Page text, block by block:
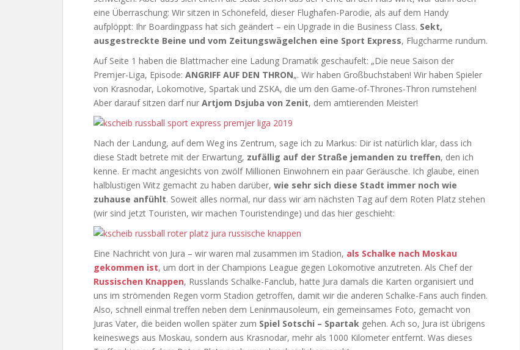
eine Überraschung: Wir sitzen in Schönefeld, dieser Flughafen-Parodie, als auf dem Handy
aufplöppt: Ihr Boardingpass hat sich geändert – ein Upgrade in die Business Class. Sekt,
ausgestreckte Beine und vom Zeitungswägelchen eine Sport Express, Flugcharme rundum.
Auf Seite 1 haben die Blattmacher eine Ladung Dramatik geschaufelt: „Die neue Saison der
Premjer-Liga, Episode: ANGRIFF AUF DEN THRON„. Wir haben Großbuchstaben! Wir haben Spieler
von Krasnodar, Lokomotive, Spartak und ZSKA, die um den Game-of-Thrones-Thron rumstehen!
Aber darauf sitzen darf nur Artjom Dsjuba von Zenit, dem amtierenden Meister!
Nach der Landung, auf dem Weg ins Zentrum, sage ich zu Markus: Dir ist natürlich klar, dass ich
diese Stadt betrete mit der Erwartung, zufällig auf der Straße jemanden zu treffen, den ich
kenne. Er macht angesichts von zwölf Millionen Einwohnern ein paar Geräusche. Ich glaube, einen
halblustigen Witz gemacht zu haben darüber, wie sehr sich diese Stadt immer noch wie
zuhause anfühlt. Soweit alles normal, nur dass wir am nächsten Tag auf dem Roten Platz stehen
(wir sind jetzt Touristen, wir machen Touristendinge) und das hier geschieht:
Eine Nachricht von Jura – wir waren mal zusammen im Stadion, als Schalke nach Moskau
gekommen ist, um dort in der Champions League gegen Lokomotive anzutreten. Als Chef der
Russischen Knappen, Russlands Schalke-Fanclub, hatte Jura damals die Karten organisiert und
uns im strömenden Regen vorm Stadion getroffen, damit wir die anderen Schalke-Fans auch finden.
Also, schnell einmal treffen neben dem Leninmausoleum, ein gemeinsames Foto, gemacht von
Juras Vater, die beiden wollen später zum Spiel Sotschi – Spartak gehen. Ach so, Jura ist übrigens
keineswegs aus Moskau, sondern aus Krasnodar, mehr als 1000 Kilometer entfernt. Was dieses